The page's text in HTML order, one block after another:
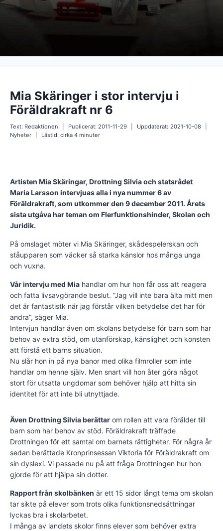
Mia Skäringer i stor intervju i
Föräldrakraft nr 6
Text: Redaktionen Publicerat: 2011-11-29 Uppdaterat: 2021-10-08
Nyheter
Lästid: cirka 4 minuter
Artisten Mia Skäringar, Drottning Silvia och statsrådet
Maria Larsson intervjuas alla i nya nummer 6 av
Föräldrakraft, som utkommer den 9 december 2011. Årets
sista utgåva har teman om Flerfunktionshinder, Skolan och
Juridik.
På omslaget möter vi Mia Skäringer, skådespelerskan och
ståupparen som väcker så starka känslor hos många unga
och vuxna.
Vår intervju med Mia handlar om hur hon får oss att reagera
och fatta livsavgörande beslut. ”Jag vill inte bara älta mitt men
det är fantastistk när jag förstår vilken betydelse det har för
andra”, säger Mia.
Intervjun handlar även om skolans betydelse för barn som har
behov av extra stöd, om utanförskap, känslighet och konsten
att förstå ett barns situation.
Nu slår hon in på nya banor med olika filmroller som inte
handlar om henne själv. Men snart vill hon åter göra något
stort för utsatta ungdomar som behöver hjälp att hitta sin
identitet för att inte bli utnyttjade.
Även Drottning Silvia berättar om rollen att vara förälder till
barn som har behov av stöd. Föräldrakraft träffade
Drottningen för ett samtal om barnets rättigheter. För några år
sedan berättade Kronprinsessan Viktoria för Föräldrakraft om
sin dyslexi. Vi passade nu på att fråga Drottningen hur hon
gjorde för att hjälpa sin dotter.
Rapport från skolbänken är ett 15 sidor långt tema om skolan
tar sikte på elever som trots olika funktionsnedsättningar
lyckas bra i skolarbetet.
I många av landets skolor finns elever som behöver extra